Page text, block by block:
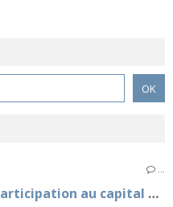
…
Aglaé Ventures prend une participation au capital de Webedia aux côtés de Fimalac